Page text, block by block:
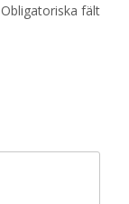
Obligatoriska fält